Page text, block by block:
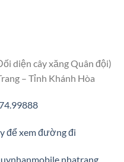
diện cây xăng Quân đội)
– Tỉnh Khánh Hòa
để xem đường đi